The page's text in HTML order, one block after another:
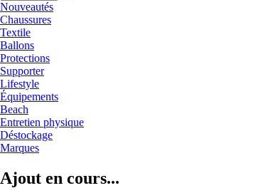
Nouveautés
Chaussures
Textile
Ballons
Protections
Supporter
Lifestyle
Équipements
Beach
Entretien physique
Déstockage
Marques
Ajout en cours...